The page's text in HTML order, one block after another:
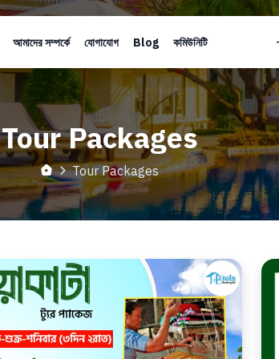
আমাদের সম্পর্কে যোগাযোগ Blog কমিউনিটি
Tour Packages
Tour Packages